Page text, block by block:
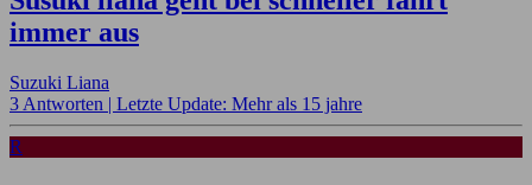
immer aus
Suzuki Liana
3 Antworten | Letzte Update: Mehr als 15 jahre
R